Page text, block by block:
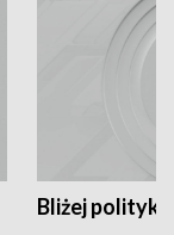
Bliżej polityki